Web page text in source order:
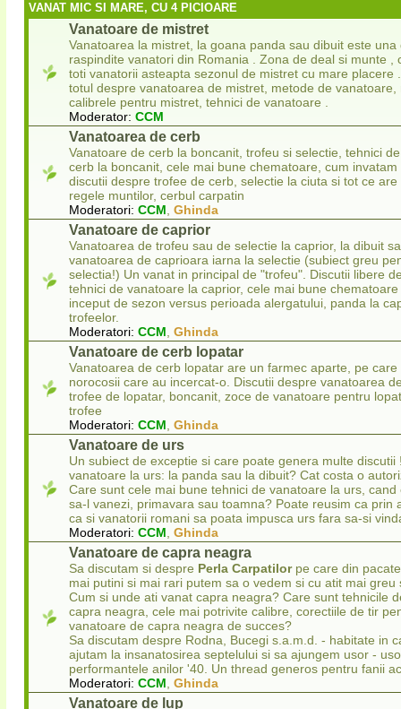
VANAT MIC SI MARE, CU 4 PICIOARE
Vanatoare de mistret
Vanatoarea la mistret, la goana panda sau dibuit este una
raspindite vanatori din Romania . Zona de deal si munte ,
toti vanatorii asteapta sezonul de mistret cu mare placere
totul despre vanatoarea de mistret, metode de vanatoare,
calibrele pentru mistret, tehnici de vanatoare .
Moderator: CCM
Vanatoarea de cerb
Vanatoare de cerb la boncanit, trofeu si selectie, tehnici
cerb la boncanit, cele mai bune chematoare, cum
discutii despre trofee de cerb, selectie la ciuta si tot ce
regele muntilor, cerbul carpatin
Moderatori: CCM, Ghinda
Vanatoare de caprior
Vanatoarea de trofeu sau de selectie la caprior, la dibuit
vanatoarea de caprioara iarna la selectie (subiect greu
selectia!) Un vanat in principal de "trofeu". Discutii libere
tehnici de vanatoare la caprior, cele mai bune
inceput de sezon versus perioada alergatului, panda la
trofeelor.
Moderatori: CCM, Ghinda
Vanatoare de cerb lopatar
Vanatoarea de cerb lopatar are un farmec aparte, pe
norocosii care au incercat-o. Discutii despre vanatoarea
trofee de lopatar, boncanit, zoce de vanatoare pentru
trofee
Moderatori: CCM, Ghinda
Vanatoare de urs
Un subiect de exceptie si care poate genera multe discutii
vanatoare la urs: la panda sau la dibuit? Cat costa o
Care sunt cele mai bune tehnici de vanatoare la urs, cand
sa-l vanezi, primavara sau toamna? Poate reusim ca prin
ca si vanatorii romani sa poata impusca urs fara sa-si
Moderatori: CCM, Ghinda
Vanatoare de capra neagra
Sa discutam si despre Perla Carpatilorpe care din
mai putini si mai rari putem sa o vedem si cu atit mai greu
Cum si unde ati vanat capra neagra? Care sunt tehnicile
capra neagra, cele mai potrivite calibre, corectiile de tir
vanatoare de capra neagra de succes?
Sa discutam despre Rodna, Bucegi s.a.m.d. - habitate in
ajutam la insanatosirea septelului si sa ajungem usor -
performantele anilor '40. Un thread generos pentru fanii
Moderatori: CCM, Ghinda
Vanatoare de lup